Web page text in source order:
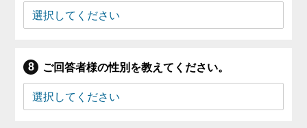
ご回答者様の性別を教えてください。